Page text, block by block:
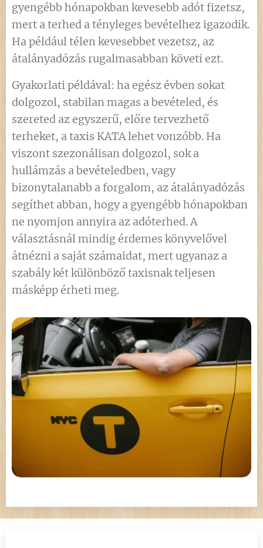
gyengébb hónapokban kevesebb adót fizetsz,
mert a terhed a tényleges bevételhez igazodik.
Ha például télen kevesebbet vezetsz, az
átalányadózás rugalmasabban követi ezt.
Gyakorlati példával: ha egész évben sokat
dolgozol, stabilan magas a bevételed, és
szereted az egyszerű, előre tervezhető
terheket, a taxis KATA lehet vonzóbb. Ha
viszont szezonálisan dolgozol, sok a
hullámzás a bevételedben, vagy
bizonytalanabb a forgalom, az átalányadózás
segíthet abban, hogy a gyengébb hónapokban
ne nyomjon annyira az adóterhed. A
választásnál mindig érdemes könyvelővel
átnézni a saját számaidat, mert ugyanaz a
szabály két különböző taxisnak teljesen
másképp érheti meg.